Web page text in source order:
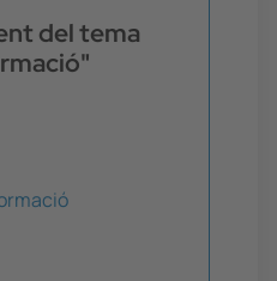
del tema